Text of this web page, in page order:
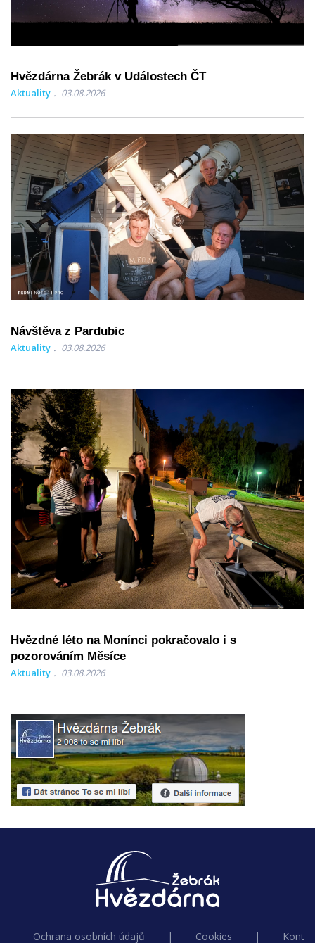
Hvězdárna Žebrák v Událostech ČT
Aktuality 03.08.2026
Návštěva z Pardubic
Aktuality 03.08.2026
Hvězdné léto na Monínci pokračovalo i s
pozorováním Měsíce
Aktuality 03.08.2026
Ochrana osobních údajů | Cookies |